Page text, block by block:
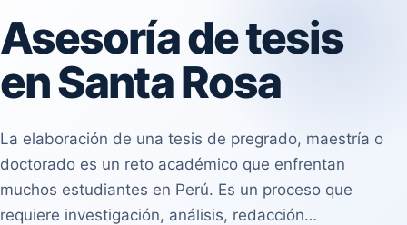
Asesoría de tesis
en Santa Rosa
La elaboración de una tesis de pregrado, maestría o
doctorado es un reto académico que enfrentan
muchos estudiantes en Perú. Es un proceso que
requiere investigación, análisis, redacción…